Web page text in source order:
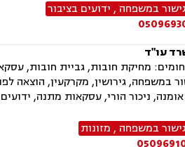
במשפחה , ידועים בציבור
עו"ד
מחיקת חובות, גביית חובות,
במשפחה, גירושין, מקרקעין, הוצאה
ניכור הורי, עסקאות מתנה,
במשפחה , מזונות